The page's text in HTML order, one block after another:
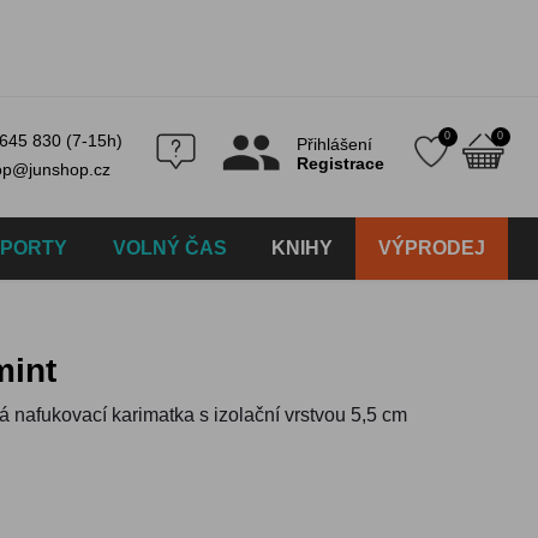
830 (7-15h)
Přihlášení
Registrace
0 0
VOLNÝ ČAS KNIHY VÝPRODEJ
nafukovací karimatka s izolační vrstvou 5,5 cm